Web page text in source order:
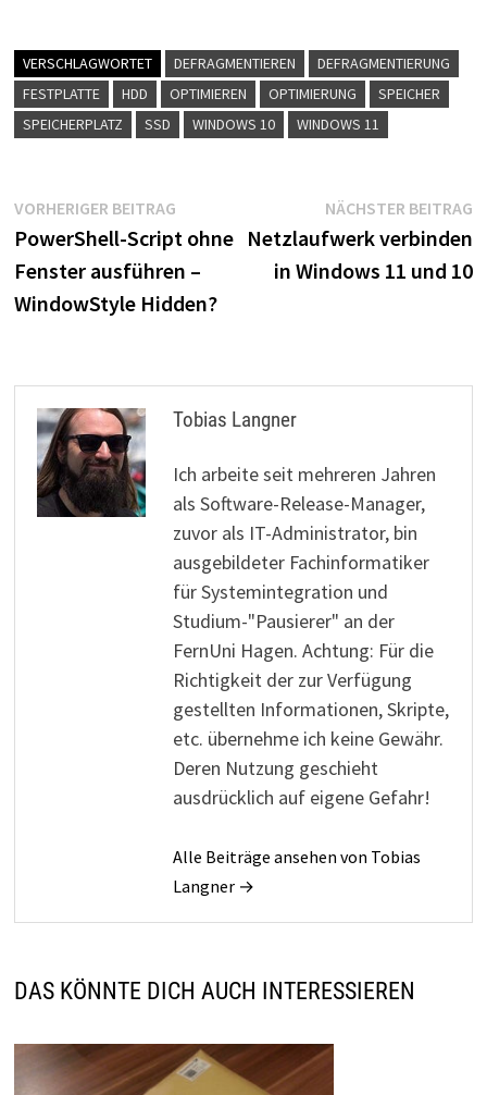
VERSCHLAGWORTET DEFRAGMENTIEREN
DEFRAGMENTIERUNG
FESTPLATTE
HDD OPTIMIEREN OPTIMIERUNG
SPEICHER
SPEICHERPLATZ
SSD WINDOWS 10 WINDOWS 11
Beitragsnavigation
VORHERIGER BEITRAGVorheriger
Beitrag:
PowerShell-Script ohne
Fenster ausführen –
WindowStyle Hidden?
NÄCHSTER BEITRAG
Netzlaufwerk verbinden
in Windows 11 und 10
Tobias Langner
Ich arbeite seit mehreren Jahren
als Software-Release-Manager,
zuvor als IT-Administrator, bin
ausgebildeter Fachinformatiker
für Systemintegration und
Studium-"Pausierer" an der
FernUni Hagen. Achtung: Für die
Richtigkeit der zur Verfügung
gestellten Informationen, Skripte,
etc. übernehme ich keine Gewähr.
Deren Nutzung geschieht
ausdrücklich auf eigene Gefahr!
Alle Beiträge ansehen von Tobias
Langner →
DAS KÖNNTE DICH AUCH INTERESSIEREN